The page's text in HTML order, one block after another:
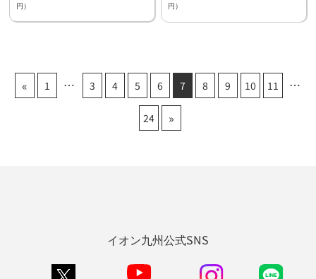
円）
円）
« 1 3 4 5 6 7 8 9 10 11
24 »
イオン九州公式SNS